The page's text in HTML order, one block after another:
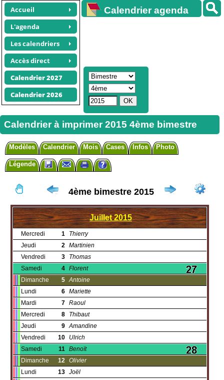
Accueil
L'agenda
Les calendriers
Accès direct
Calendrier 2027
Calendrier 2026
Calendrier agenda
Calendrier à imprimer 2015 4ème bimestre
Modèles Calendrier Mois Cases Infos Photo
Légende
4ème bimestre 2015
Juillet 2015
Mercredi 1
Thierry
Jeudi
2 Martinien
Vendredi
3
Thomas
Samedi
4 Florent
Dimanche
5 Antoine
Lundi
6 Mariette
Mardi
7 Raoul
Mercredi
8
Thibaut
Jeudi
9 Amandine
Vendredi
10
Ulrich
Samedi
11 Benoït
Dimanche
12 Olivier
Lundi
13 Joël